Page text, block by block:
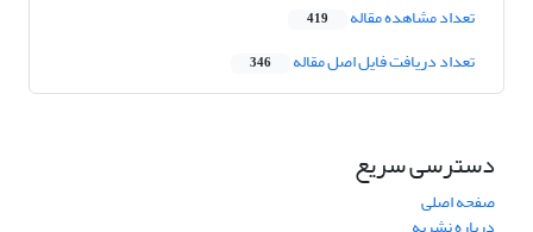
تعداد مشاهده مقاله 419
تعداد دریافت فایل اصل مقاله 346
دسترسی سریع
صفحه اصلی